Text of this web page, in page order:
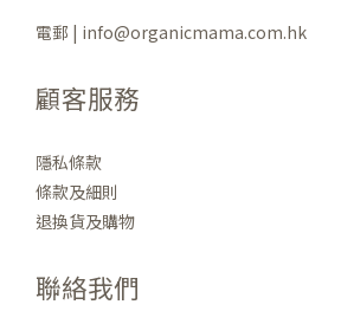
電郵 | info@organicmama.com.hk
顧客服務
隱私條款
條款及細則
退換貨及購物
聯絡我們